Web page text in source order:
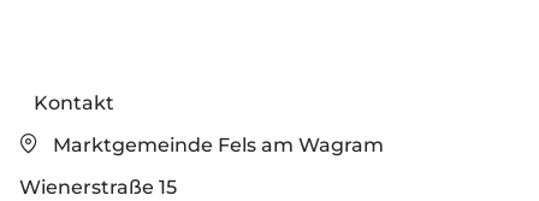
Kontakt
Marktgemeinde Fels am Wagram
Wienerstraße 15